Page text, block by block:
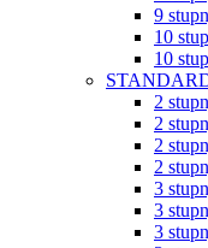
9
10
10
2
2
2
2
3
3
3